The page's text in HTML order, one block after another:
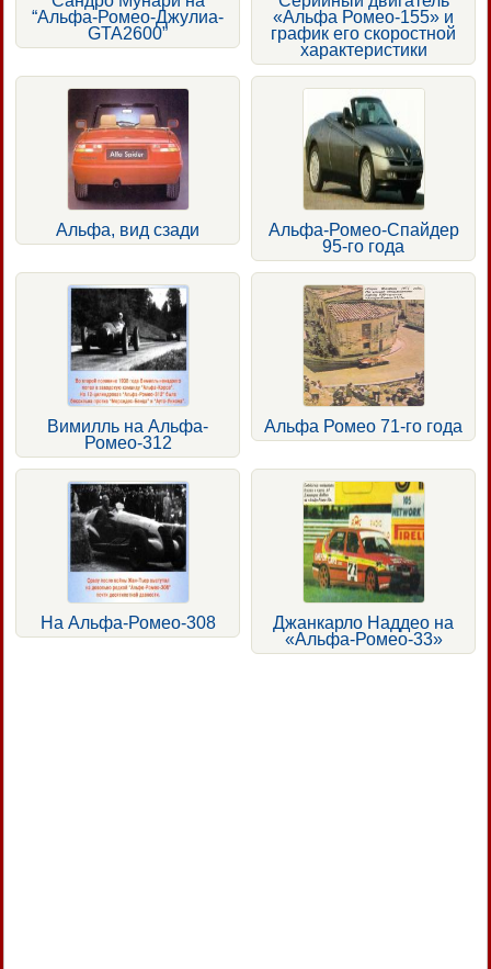
“Альфа-Ромео-Джулиа-
GTA2600”
«Альфа Ромео-155» и
график его скоростной
характеристики
Альфа, вид сзади
Альфа-Ромео-Спайдер
95-го года
Вимилль на Альфа-
Ромео-312
Альфа Ромео 71-го года
На Альфа-Ромео-308
Джанкарло Наддео на
«Альфа-Ромео-33»